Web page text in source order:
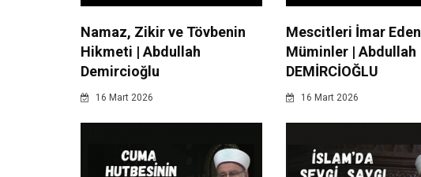
Namaz, Zikir ve Tövbenin
Hikmeti | Abdullah
Demircioğlu
16 Mart 2026
Mescitleri İmar Eden
Müminler | Abdullah
DEMİRCİOĞLU
16 Mart 2026